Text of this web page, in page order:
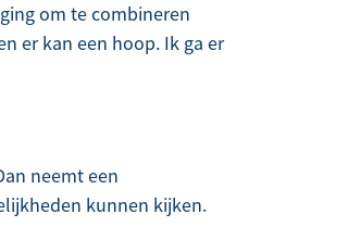
om te combineren
er kan een hoop. Ik ga er
neemt een
kunnen kijken.